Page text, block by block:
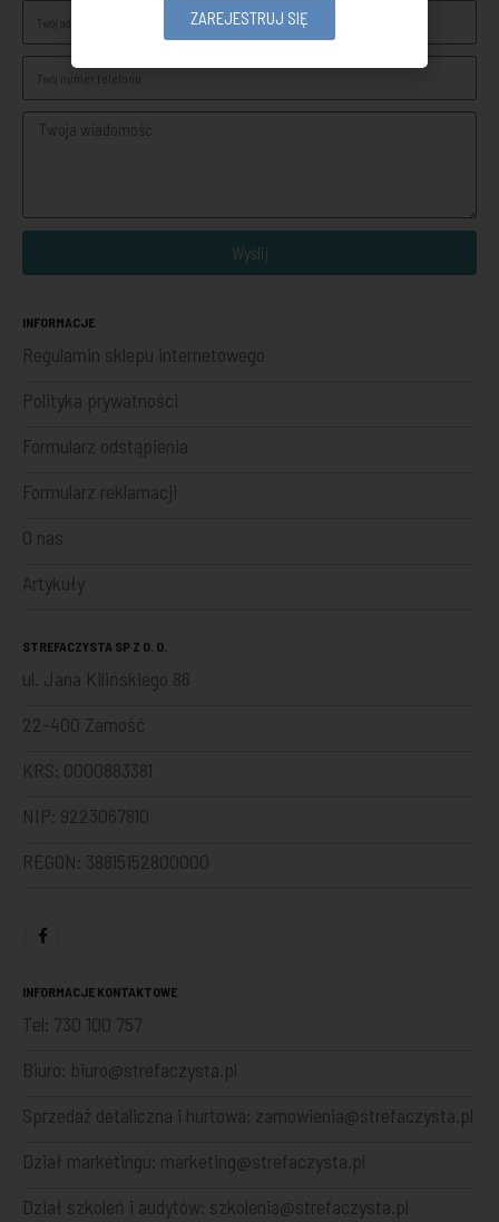
Wyślij
INFORMACJE
Regulamin sklepu internetowego
Polityka prywatności
Formularz odstąpienia
Formularz reklamacji
O nas
Artykuły
STREFACZYSTA SP Z O. O.
ul. Jana Kilińskiego 86
22-400 Zamość
KRS: 0000883381
NIP: 9223067810
REGON: 38815152800000
INFORMACJE KONTAKTOWE
Tel: 730 100 757
Biuro: biuro@strefaczysta.pl
Sprzedaż detaliczna i hurtowa: zamowienia@strefaczysta.pl
Dział marketingu: marketing@strefaczysta.pl
Dział szkoleń i audytów: szkolenia@strefaczysta.pl
ZAREJESTRUJ SIĘ